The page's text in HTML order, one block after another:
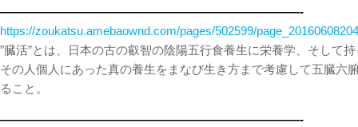
—————————————————————————-
https://zoukatsu.amebaownd.com/pages/502599/
”臓活”とは、日本の古の叡智の陰陽五行食養生に栄養学、そして
その人個人にあった真の養生をまなび生き方まで考慮して五臓六
ること。
—————————————————————————-